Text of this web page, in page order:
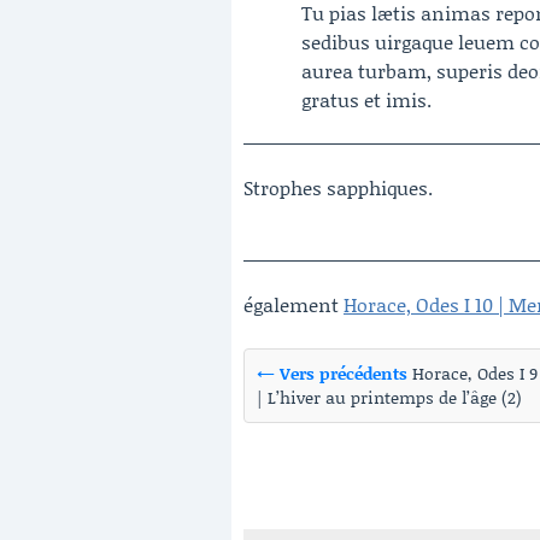
Tu pias lætis animas
sedibus uirgaque leuem
aurea turbam, superis
gratus et imis.
Strophes sapphiques.
égalementHorace, Odes I 10 |
← Vers précédentsHorace, Odes I 9
| L’hiver au printemps de l’âge (2)